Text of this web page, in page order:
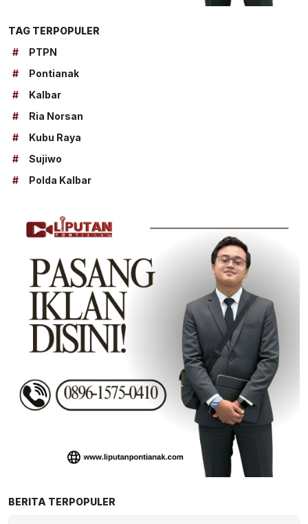
TAG TERPOPULER
#
PTPN
#
Pontianak
#
Kalbar
#
Ria Norsan
#
Kubu Raya
#
Sujiwo
#
Polda Kalbar
BERITA TERPOPULER